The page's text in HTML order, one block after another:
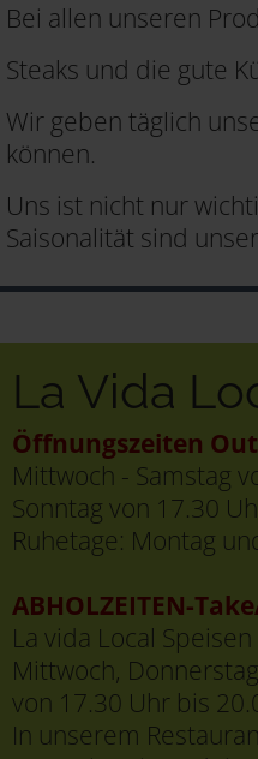
Bei allen unseren
Steaks und die gute
Wir geben täglich
können.
Uns ist nicht nur
Saisonalität sind
La Vida
Öffnungszeiten
Mittwoch - Samstag
Sonntag von 17.30
Ruhetage: Montag
ABHOLZEITEN-
La vida Local Speisen
Mittwoch,
von 17.30 Uhr bis
In unserem